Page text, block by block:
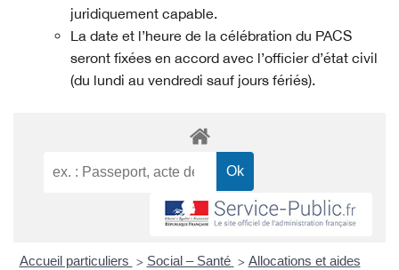
juridiquement capable.
La date et l’heure de la célébration du PACS
seront fixées en accord avec l’officier d’état civil
(du lundi au vendredi sauf jours fériés).
Accueil particuliers > Social – Santé > Allocations et aides